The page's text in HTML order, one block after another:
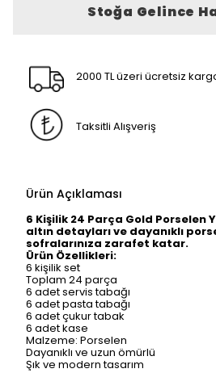
Stoğa Gelince
2000 TL üzeri ücretsiz
Taksitli Alışveriş
Ürün Açıklaması
6 Kişilik 24 Parça Gold Porselen
altın detayları ve dayanıklı
sofralarınıza zarafet katar.
Ürün Özellikleri:
6 kişilik set
Toplam 24 parça
6 adet servis tabağı
6 adet pasta tabağı
6 adet çukur tabak
6 adet kase
Malzeme: Porselen
Dayanıklı ve uzun ömürlü
Şık ve modern tasarım